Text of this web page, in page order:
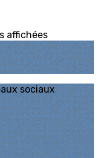
affichées
sociaux